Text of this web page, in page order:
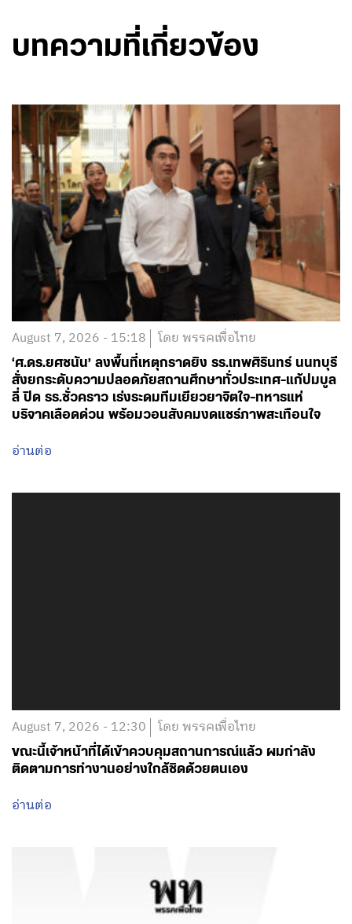
บทความที่เกี่ยวข้อง
August 7, 2026 - 15:18 โดย พรรคเพื่อไทย
‘ศ.ดร.ยศชนัน’ ลงพื้นที่เหตุกราดยิง รร.เทพศิรินทร์ นนทบุรี
สั่งยกระดับความปลอดภัยสถานศึกษาทั่วประเทศ-แก้ปมบูล
ลี่ ปิด รร.ชั่วคราว เร่งระดมทีมเยียวยาจิตใจ-ทหารแห่
บริจาคเลือดด่วน พร้อมวอนสังคมงดแชร์ภาพสะเทือนใจ
อ่านต่อ
August 7, 2026 - 12:30 โดย พรรคเพื่อไทย
ขณะนี้เจ้าหน้าที่ได้เข้าควบคุมสถานการณ์แล้ว ผมกำลัง
ติดตามการทำงานอย่างใกล้ชิดด้วยตนเอง
อ่านต่อ